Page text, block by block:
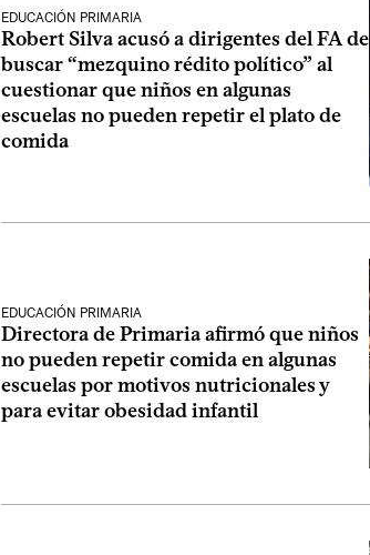
EDUCACIÓN PRIMARIA
Robert Silva acusó a dirigentes del FA de
buscar “mezquino rédito político” al
cuestionar que niños en algunas
escuelas no pueden repetir el plato de
comida
EDUCACIÓN PRIMARIA
Directora de Primaria afirmó que niños
no pueden repetir comida en algunas
escuelas por motivos nutricionales y
para evitar obesidad infantil